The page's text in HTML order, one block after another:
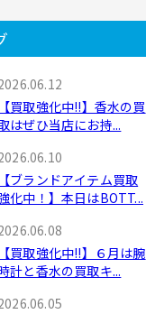
【買取強化中!!】香水の買
はぜひ当店にお持...
【ブランドアイテム買取
化中！】本日はBOTT...
【買取強化中!!】６月は腕
計と香水の買取キ...